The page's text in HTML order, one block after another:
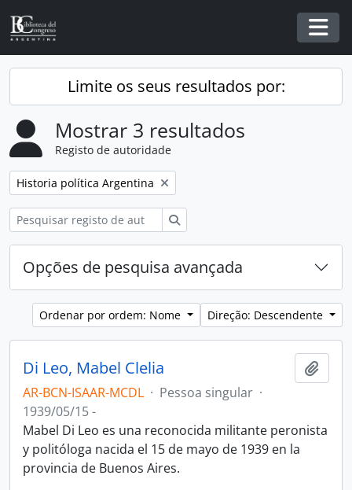
Skip to main content
Limite os seus resultados por:
Mostrar 3 resultados
Registo de autoridade
Remover filtro:
Historia política Argentina
Opções de pesquisa avançada
Ordenar por ordem: Nome Direção: Descendente
Di Leo, Mabel Clelia
AR-BCN-ISAAR-MCDL · Pessoa singular ·
1939/05/15 -
Mabel Di Leo es una reconocida militante peronista
y politóloga nacida el 15 de mayo de 1939 en la
provincia de Buenos Aires.